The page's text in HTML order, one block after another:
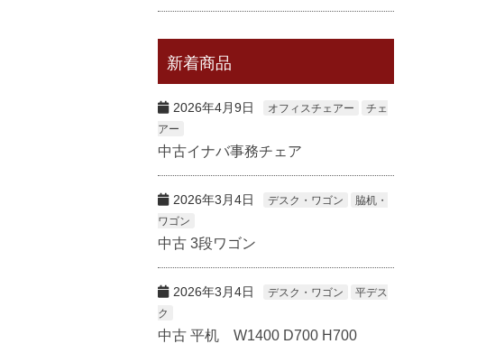
新着商品
2026年4月9日 オフィスチェアー
チェ
アー
中古イナバ事務チェア
2026年3月4日 デスク・ワゴン
脇机・
ワゴン
中古 3段ワゴン
2026年3月4日 デスク・ワゴン
平デス
ク
中古 平机 W1400 D700 H700